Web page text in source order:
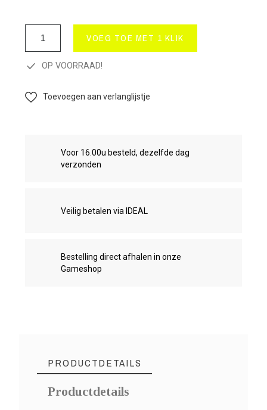
VOEG TOE MET 1 KLIK
OP VOORRAAD!
Toevoegen aan verlanglijstje
Voor 16.00u besteld, dezelfde dag
verzonden
Veilig betalen via IDEAL
Bestelling direct afhalen in onze
Gameshop
PRODUCTDETAILS
Productdetails